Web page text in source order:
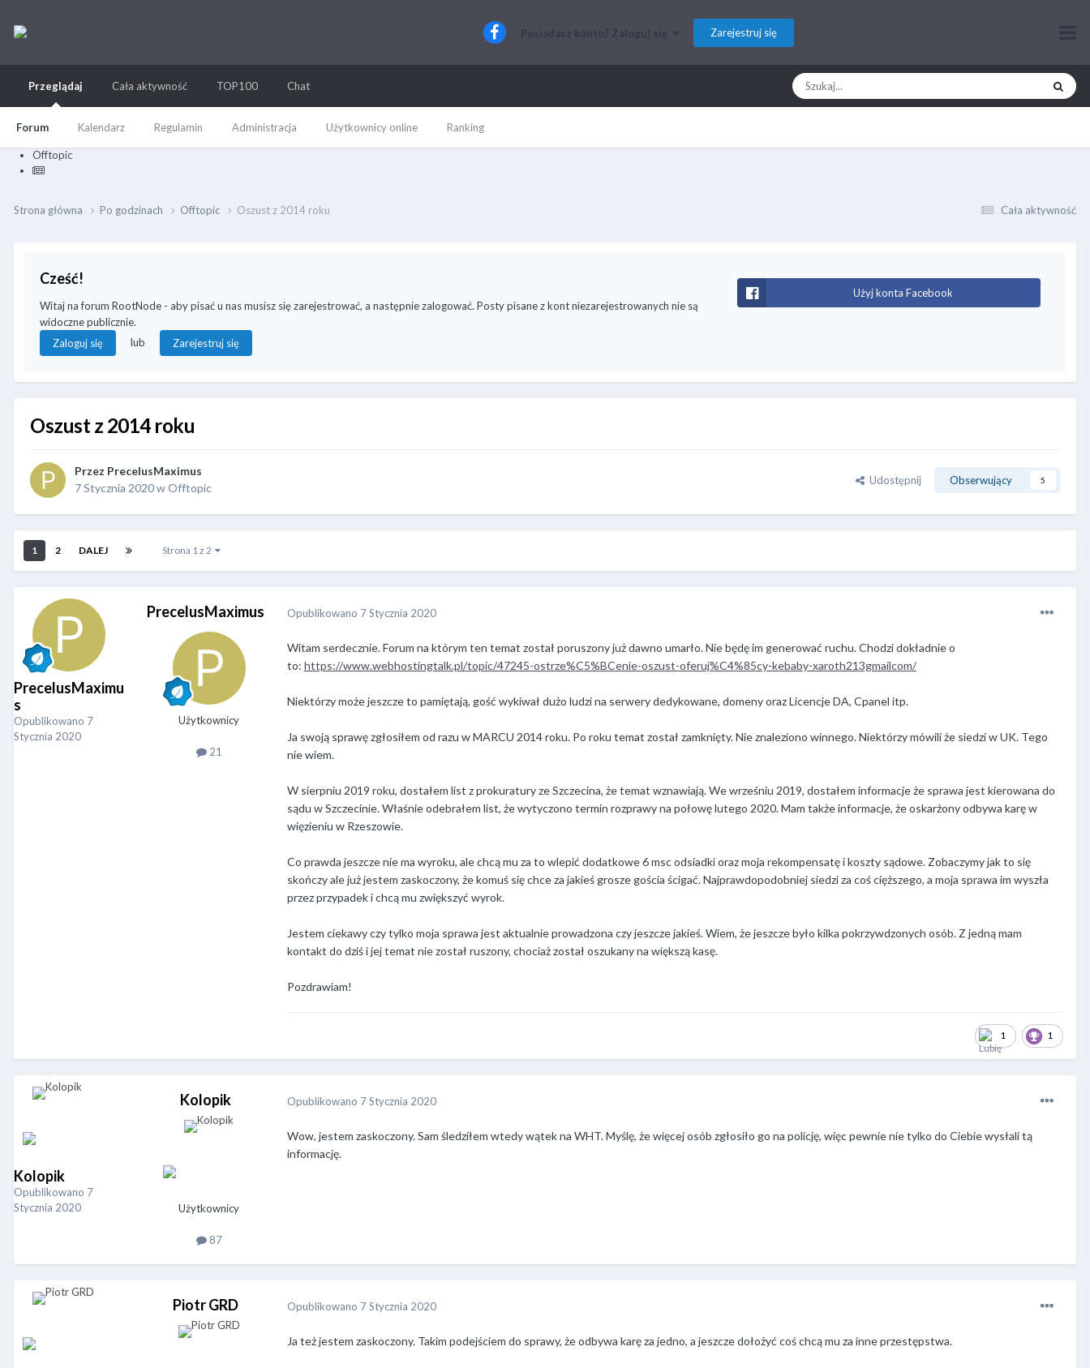
Posiadasz konto? Zaloguj się Zarejestruj się
Przeglądaj
Forum Kalendarz Regulamin Administracja Użytkownicy online Ranking
Cała aktywność TOP100 Chat
Offtopic
Cała aktywność
Strona główna Po godzinach Offtopic Oszust z 2014 roku
Cześć!
Witaj na forum RootNode - aby pisać u nas musisz się zarejestrować, a następnie zalogować. Posty pisane z kont niezarejestrowanych nie są
widoczne publicznie.
Zaloguj się
lub Zarejestruj się
Użyj konta Facebook
Oszust z 2014 roku
Przez PrecelusMaximus
7 Stycznia 2020wOfftopic
Udostępnij Obserwujący 5
1 2 DALEJ Strona 1 z 2
PrecelusMaximu
s
Opublikowano 7
Stycznia 2020
PrecelusMaximus
Użytkownicy
21
Opublikowano 7 Stycznia 2020
Witam serdecznie. Forum na którym ten temat został poruszony już dawno umarło. Nie będę im generować ruchu. Chodzi dokładnie o
to: https://www.webhostingtalk.pl/topic/47245-ostrze%C5%BCenie-oszust-oferuj%C4%85cy-kebaby-xaroth213gmailcom/
Niektórzy może jeszcze to pamiętają, gość wykiwał dużo ludzi na serwery dedykowane, domeny oraz Licencje DA, Cpanel itp.
Ja swoją sprawę zgłosiłem od razu w MARCU 2014 roku. Po roku temat został zamknięty. Nie znaleziono winnego. Niektórzy mówili że siedzi w UK. Tego
nie wiem.
W sierpniu 2019 roku, dostałem list z prokuratury ze Szczecina, że temat wznawiają. We wrześniu 2019, dostałem informacje że sprawa jest kierowana do
sądu w Szczecinie. Właśnie odebrałem list, że wytyczono termin rozprawy na połowę lutego 2020. Mam także informacje, że oskarżony odbywa karę w
więzieniu w Rzeszowie.
Co prawda jeszcze nie ma wyroku, ale chcą mu za to wlepić dodatkowe 6 msc odsiadki oraz moja rekompensatę i koszty sądowe. Zobaczymy jak to się
skończy ale już jestem zaskoczony, że komuś się chce za jakieś grosze gościa ścigać. Najprawdopodobniej siedzi za coś cięższego, a moja sprawa im wyszła
przez przypadek i chcą mu zwiększyć wyrok.
Jestem ciekawy czy tylko moja sprawa jest aktualnie prowadzona czy jeszcze jakieś. Wiem, że jeszcze było kilka pokrzywdzonych osób. Z jedną mam
kontakt do dziś i jej temat nie został ruszony, chociaż został oszukany na większą kasę.
Pozdrawiam!
1 1
Kolopik
Opublikowano 7
Stycznia 2020
Kolopik
Użytkownicy
87
Opublikowano 7 Stycznia 2020
Wow, jestem zaskoczony. Sam śledziłem wtedy wątek na WHT. Myślę, że więcej osób zgłosiło go na policję, więc pewnie nie tylko do Ciebie wysłali tą
informację.
Piotr GRD Opublikowano 7 Stycznia 2020
Ja też jestem zaskoczony. Takim podejściem do sprawy, że odbywa karę za jedno, a jeszcze dołożyć coś chcą mu za inne przestępstwa.